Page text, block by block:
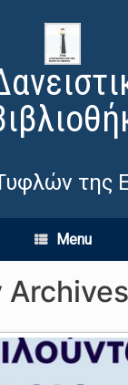
της
Menu